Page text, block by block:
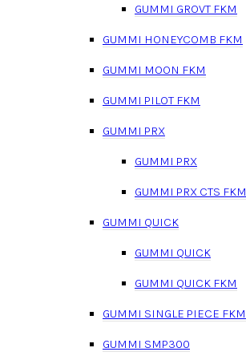
GUMMI GROVT FKM
GUMMI HONEYCOMB FKM
GUMMI MOON FKM
GUMMI PILOT FKM
GUMMI PRX
GUMMI PRX
GUMMI PRX CTS FKM
GUMMI QUICK
GUMMI QUICK
GUMMI QUICK FKM
GUMMI SINGLE PIECE FKM
GUMMI SMP300